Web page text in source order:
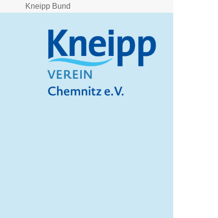
Kneipp Bund